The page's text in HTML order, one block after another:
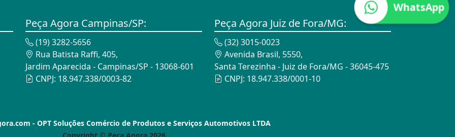
WhatsApp
Peça Agora Campinas/SP:
(19) 3282-5656
Rua Batista Raffi, 405,
Jardim Aparecida - Campinas/SP - 13068-601
CNPJ: 18.947.338/0003-82
Peça Agora Juiz de Fora/MG:
(32) 3015-0023
Avenida Brasil, 5550,
Santa Terezinha - Juiz de Fora/MG - 36045-475
CNPJ: 18.947.338/0001-10
- OPT Soluções Comércio de Produtos e Serviços Automotivos LTDA